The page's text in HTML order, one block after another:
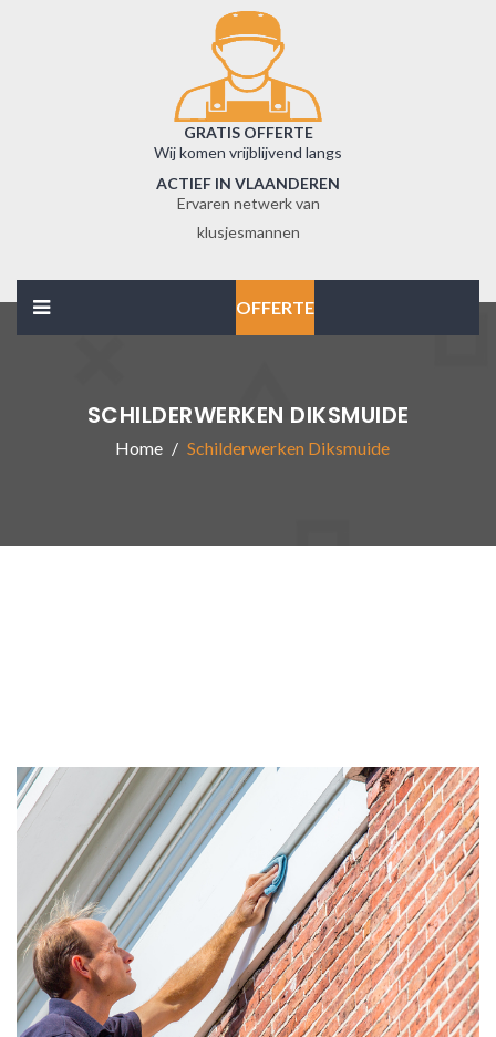
GRATIS OFFERTE
Wij komen vrijblijvend langs
ACTIEF IN VLAANDEREN
Ervaren netwerk van
klusjesmannen
OFFERTE
SCHILDERWERKEN DIKSMUIDE
Home Schilderwerken Diksmuide